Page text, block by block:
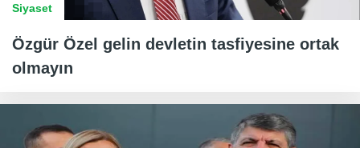
Siyaset
Özgür Özel gelin devletin tasfiyesine ortak
olmayın